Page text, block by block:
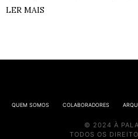
LER MAIS
QUEM SOMOS COLABORADORES
© 2024 À
TODOS OS